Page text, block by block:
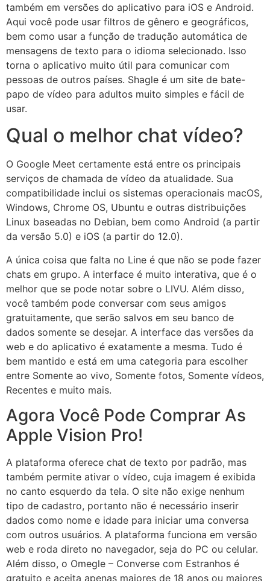
também em versões do aplicativo para iOS e Android.
Aqui você pode usar filtros de gênero e geográficos,
bem como usar a função de tradução automática de
mensagens de texto para o idioma selecionado. Isso
torna o aplicativo muito útil para comunicar com
pessoas de outros países. Shagle é um site de bate-
papo de vídeo para adultos muito simples e fácil de
usar.
Qual o melhor chat vídeo?
O Google Meet certamente está entre os principais
serviços de chamada de vídeo da atualidade. Sua
compatibilidade inclui os sistemas operacionais macOS,
Windows, Chrome OS, Ubuntu e outras distribuições
Linux baseadas no Debian, bem como Android (a partir
da versão 5.0) e iOS (a partir do 12.0).
A única coisa que falta no Line é que não se pode fazer
chats em grupo. A interface é muito interativa, que é o
melhor que se pode notar sobre o LIVU. Além disso,
você também pode conversar com seus amigos
gratuitamente, que serão salvos em seu banco de
dados somente se desejar. A interface das versões da
web e do aplicativo é exatamente a mesma. Tudo é
bem mantido e está em uma categoria para escolher
entre Somente ao vivo, Somente fotos, Somente vídeos,
Recentes e muito mais.
Agora Você Pode Comprar As
Apple Vision Pro!
A plataforma oferece chat de texto por padrão, mas
também permite ativar o vídeo, cuja imagem é exibida
no canto esquerdo da tela. O site não exige nenhum
tipo de cadastro, portanto não é necessário inserir
dados como nome e idade para iniciar uma conversa
com outros usuários. A plataforma funciona em versão
web e roda direto no navegador, seja do PC ou celular.
Além disso, o Omegle – Converse com Estranhos é
gratuito e aceita apenas maiores de 18 anos ou maiores